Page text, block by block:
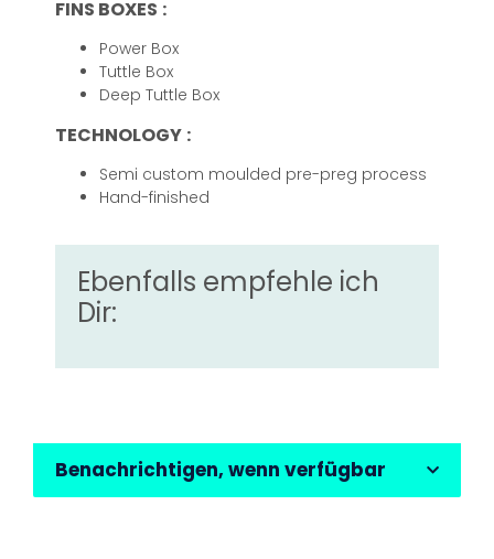
FINS BOXES :
Power Box
Tuttle Box
Deep Tuttle Box
TECHNOLOGY :
Semi custom moulded pre-preg process
Hand-finished
Ebenfalls empfehle ich
Dir:
Benachrichtigen, wenn verfügbar